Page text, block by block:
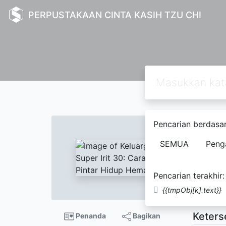
PERPUSTAKAAN CINTA KASIH TZU CHI
Pencarian
SEMUA
Pencarian terakhir:
{{tmpObj[k].text}}
Penanda Bagikan
Text